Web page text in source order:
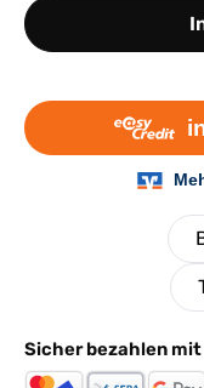
Sicher bezahlen mit